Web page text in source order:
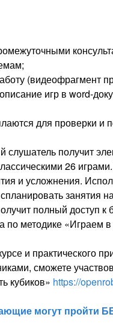
(видеофрагмент
игр в word-
для проверки и
слушатель получит
26
и усложнения.
занятия
полный доступ
по методике «Играем в
и практического
сможете
кубиков» https://
могут пройти